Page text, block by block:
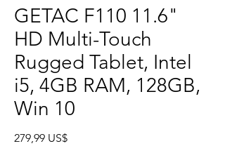
GETAC F110 11.6"
HD Multi-Touch
Rugged Tablet, Intel
i5, 4GB RAM, 128GB,
Win 10
279,99 US$Precio